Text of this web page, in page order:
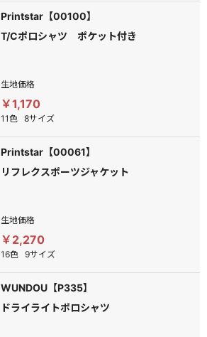
Printstar【00100】
T/Cポロシャツ ポケット付き
生地価格
￥1,170
11色 8サイズ
Printstar【00061】
リフレクスポーツジャケット
生地価格
￥2,270
16色 9サイズ
WUNDOU【P335】
ドライライトポロシャツ